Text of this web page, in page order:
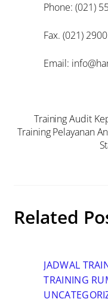
Phone: (021)
Fax. (021)
Email:
Training Audit
Training Pelayanan
Related
JADWAL
TRAINING